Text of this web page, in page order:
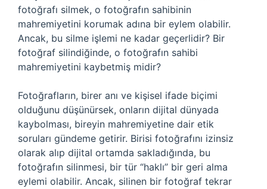
fotoğrafı silmek, o fotoğrafın sahibinin
mahremiyetini korumak adına bir eylem olabilir.
Ancak, bu silme işlemi ne kadar geçerlidir? Bir
fotoğraf silindiğinde, o fotoğrafın sahibi
mahremiyetini kaybetmiş midir?
Fotoğrafların, birer anı ve kişisel ifade biçimi
olduğunu düşünürsek, onların dijital dünyada
kaybolması, bireyin mahremiyetine dair etik
soruları gündeme getirir. Birisi fotoğrafını izinsiz
olarak alıp dijital ortamda sakladığında, bu
fotoğrafın silinmesi, bir tür “haklı” bir geri alma
eylemi olabilir. Ancak, silinen bir fotoğraf tekrar